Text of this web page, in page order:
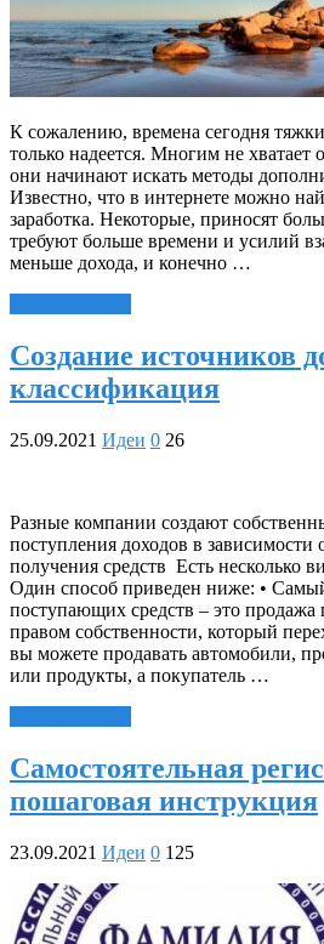
К сожалению, времена сегодня
только надеется. Многим не хватает
они начинают искать методы
Известно, что в интернете можно
заработка. Некоторые, приносят
требуют больше времени и усилий
меньше дохода, и конечно …
Создание источников
классификация
25.09.2021 Идеи 0 26
Разные компании создают
поступления доходов в
получения средств Есть несколько
Один способ приведен ниже: •
поступающих средств – это
правом собственности, который
вы можете продавать автомобили,
или продукты, а покупатель …
Самостоятельная
пошаговая инструкция
23.09.2021 Идеи 0 125